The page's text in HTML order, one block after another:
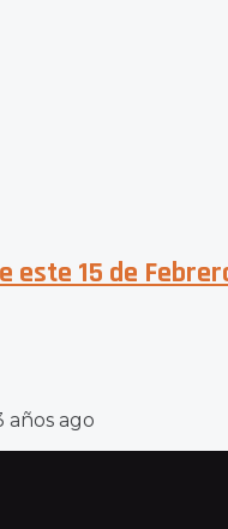
este 15 de
años ago